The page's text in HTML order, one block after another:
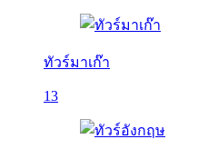
ทัวร์มาเก๊า
13